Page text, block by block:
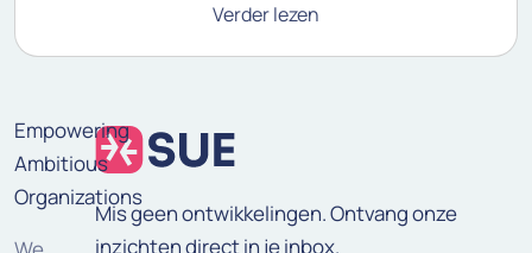
Verder lezen
Empowering
Ambitious
Organizations
Mis geen ontwikkelingen. Ontvang onze
inzichten direct in je inbox.